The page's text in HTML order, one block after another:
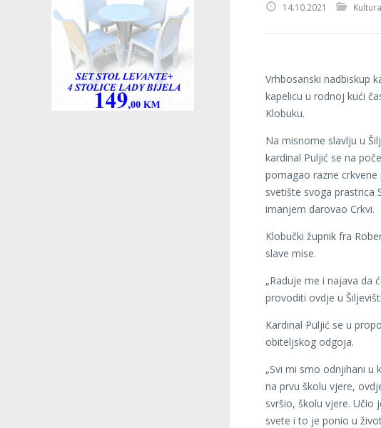
14.10.2021 Kultura
Vrhbosanski nadbiskup
kapelicu u rodnoj kući
Klobuku.
Na misnome slavlju u
kardinal Puljić se na
pomagao razne
svetište svoga prastrica
imanjem darovao Crkvi.
Klobučki župnik fra
slave mise.
„Raduje me i najava da
provoditi ovdje u
Kardinal Puljić se u
obiteljskog odgoja.
„Svi mi smo odnjihani u
na prvu školu vjere,
svršio, školu vjere. Učio
svete i to je ponio u